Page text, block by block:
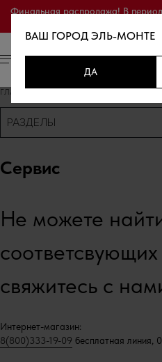
Финальная распродажа! В
ГЛАВНАЯ/СЕРВИС
РАЗДЕЛЫ
Сервис
Не можете
свяжитесь с
Интернет-магазин:
8(800)333-19-09 бесплатная линия,
ВАШ ГОРОДЭЛЬ-МОНТЕ
ДА